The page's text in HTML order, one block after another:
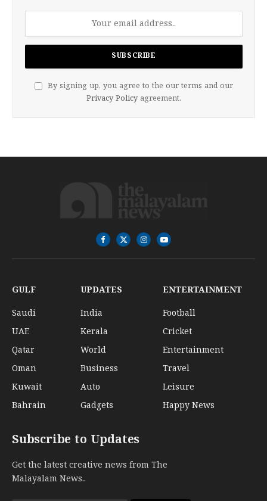
By signing up, you agree to the our terms and our
Privacy Policy agreement.
Facebook
X
(Twitter)
InstagramYouTube
GULF
Saudi
UAE
Qatar
Oman
Kuwait
Bahrain
UPDATES
India
Kerala
World
Business
Auto
Gadgets
ENTERTAINMENT
Football
Cricket
Entertainment
Travel
Leisure
Happy News
Subscribe to Updates
Get the latest creative news from The
Malayalam News..